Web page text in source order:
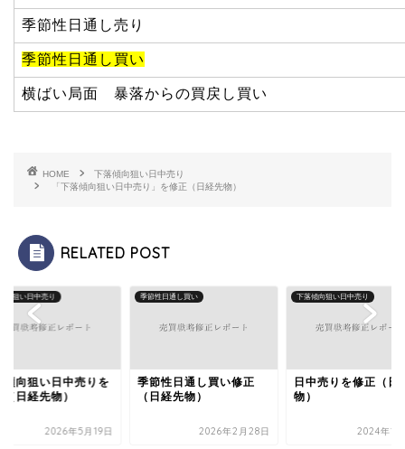
季節性日通し売り
季節性日通し買い
横ばい局面 暴落からの買戻し買い
HOME
下落傾向狙い日中売り
「下落傾向狙い日中売り」を修正（日経先物）
RELATED POST
向狙い日中売り
傾向狙い日中売りを
（日経先物）
2026年5月19日
季節性日通し買い
季節性日通し買い修正
（日経先物）
2026年2月28日
下落傾向狙い日中売り
日中売りを修正（日
物）
2024年12